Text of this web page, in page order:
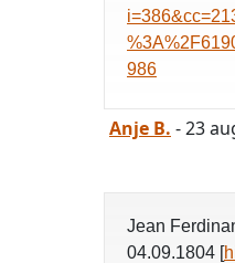
986
Anje B. - 23
Jean
04.09.1804 [